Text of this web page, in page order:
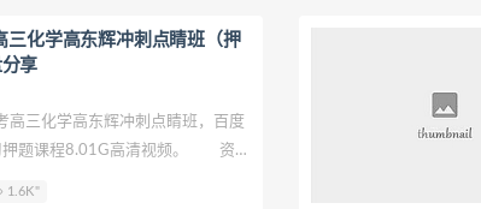
三化学高东辉冲刺点睛班（押
享
三化学高东辉冲刺点睛班，百度
押题课程8.01G高清视频。 资源
1.6K"